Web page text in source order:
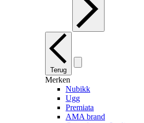
Terug
Merken
Nubikk
Ugg
Premiata
AMA brand